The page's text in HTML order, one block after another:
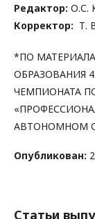
Редактор: О.С.
Корректор: Т.
*ПО
ОБРАЗОВАНИЯ
ЧЕМПИОНАТА
АВТОНОМНОМ
Опубликован:
Статьи